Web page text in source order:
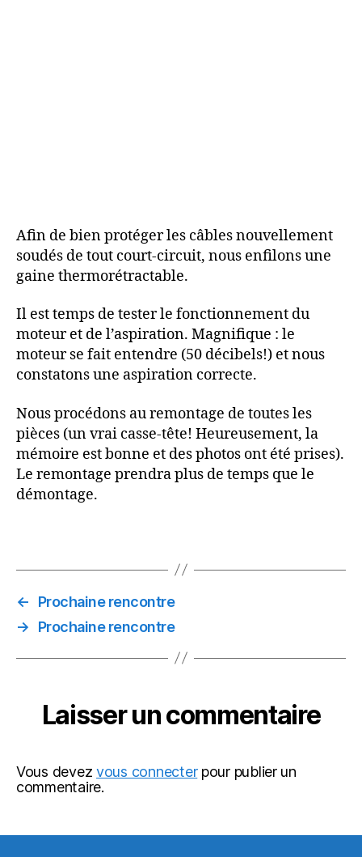
Afin de bien protéger les câbles nouvellement
soudés de tout court-circuit, nous enfilons une
gaine thermorétractable.
Il est temps de tester le fonctionnement du
moteur et de l’aspiration. Magnifique : le
moteur se fait entendre (50 décibels!) et nous
constatons une aspiration correcte.
Nous procédons au remontage de toutes les
pièces (un vrai casse-tête! Heureusement, la
mémoire est bonne et des photos ont été prises).
Le remontage prendra plus de temps que le
démontage.
←
Prochaine rencontre
→
Prochaine rencontre
Laisser un commentaire
Vous devezvous connecterpour publier un
commentaire.